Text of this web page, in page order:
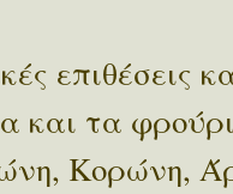
επιθέσεις
και τα
Κορώνη,